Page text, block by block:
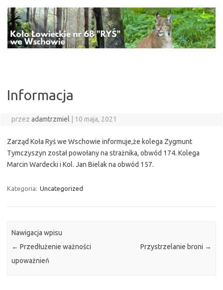
treści
Informacja
przez adamtrzmiel 10 maja, 2021
Zarząd Koła Ryś we Wschowie informuje,że kolega Zygmunt
Tymczyszyn został powołany na strażnika, obwód 174. Kolega
Marcin Wardecki i Kol. Jan Bielak na obwód 157.
Kategoria: Uncategorized
Nawigacja wpisu
← Przedłużenie ważności
upoważnień
Przystrzelanie broni →